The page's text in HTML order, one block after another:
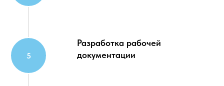
Разработка рабочей
документации